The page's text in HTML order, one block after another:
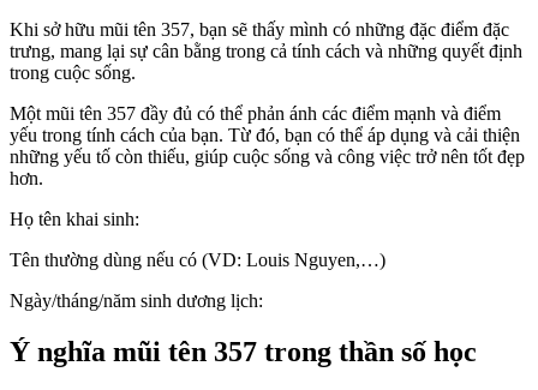
Khi sở hữu mũi tên 357, bạn sẽ thấy mình có những đặc điểm đặc
trưng, mang lại sự cân bằng trong cả tính cách và những quyết định
trong cuộc sống.
Một mũi tên 357 đầy đủ có thể phản ánh các điểm mạnh và điểm
yếu trong tính cách của bạn. Từ đó, bạn có thể áp dụng và cải thiện
những yếu tố còn thiếu, giúp cuộc sống và công việc trở nên tốt đẹp
hơn.
Họ tên khai sinh:
Tên thường dùng nếu có (VD: Louis Nguyen,…)
Ngày/tháng/năm sinh dương lịch:
Ý nghĩa mũi tên 357 trong thần số học